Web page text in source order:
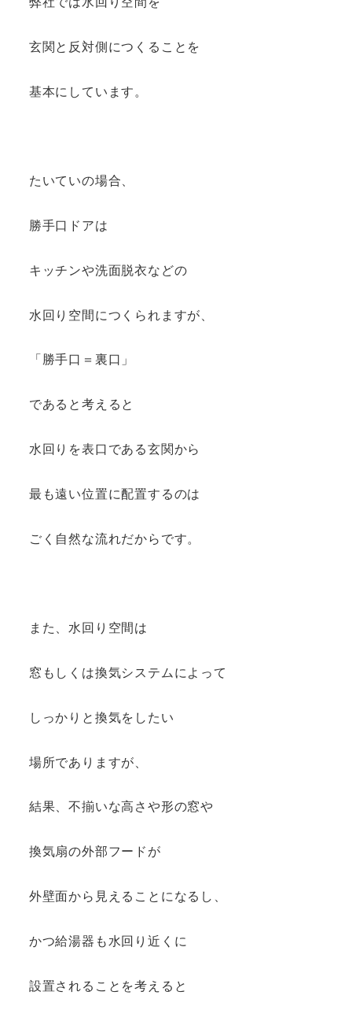
玄関と反対側につくることを
基本にしています。
たいていの場合、
勝手口ドアは
キッチンや洗面脱衣などの
水回り空間につくられますが、
「勝手口＝裏口」
であると考えると
水回りを表口である玄関から
最も遠い位置に配置するのは
ごく自然な流れだからです。
また、水回り空間は
窓もしくは換気システムによって
しっかりと換気をしたい
場所でありますが、
結果、不揃いな高さや形の窓や
換気扇の外部フードが
外壁面から見えることになるし、
かつ給湯器も水回り近くに
設置されることを考えると